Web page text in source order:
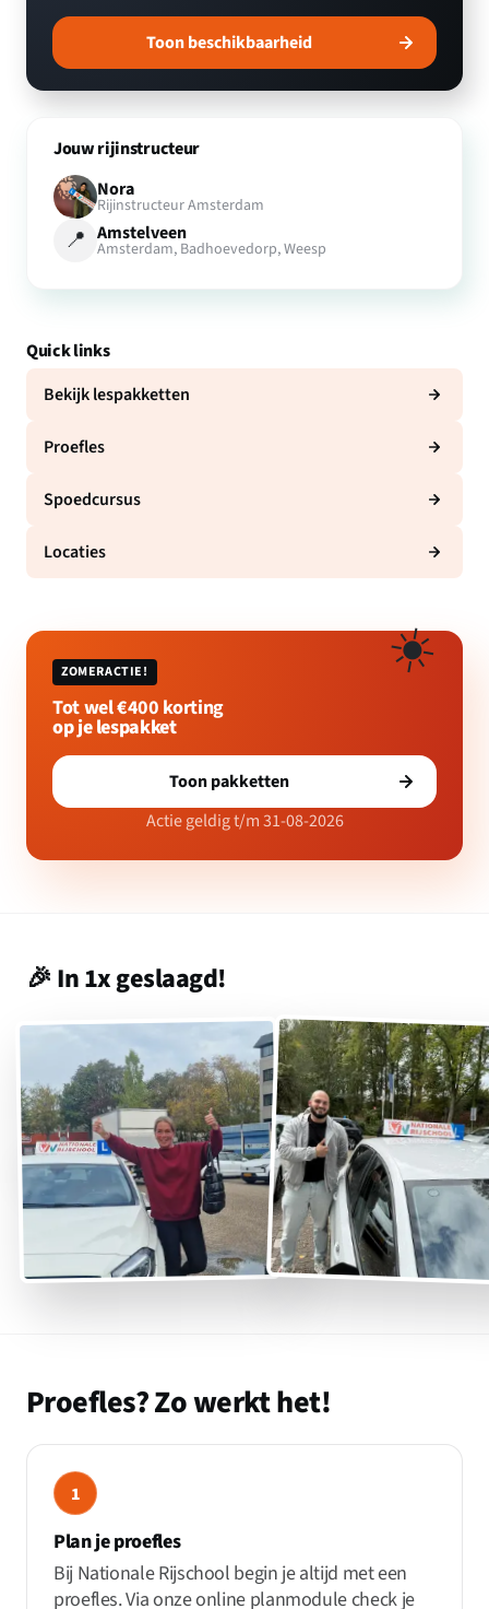
Toon beschikbaarheid
Jouw rijinstructeur
Nora
Rijinstructeur Amsterdam
📍 Amstelveen
Amsterdam, Badhoevedorp, Weesp
Quick links
Bekijk lespakketten
Proefles
Spoedcursus
Locaties
☀️
ZOMERACTIE!
Tot wel €400 korting
op je lespakket
Toon pakketten
Actie geldig t/m 31-08-2026
🎉 In 1x geslaagd!
Proefles? Zo werkt het!
1
Plan je proefles
Bij Nationale Rijschool begin je altijd met een
proefles. Via onze online planmodule check je